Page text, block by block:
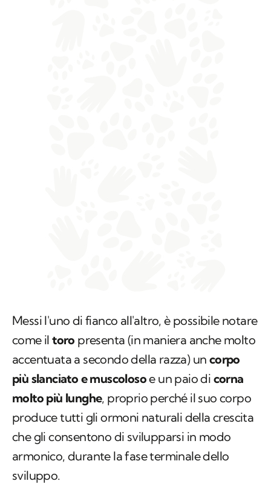
Messi l'uno di fianco all'altro, è possibile notare
come iltoro presenta (in maniera anche molto
accentuata a secondo della razza) un corpo
più slanciato e muscolosoe un paio di corna
molto più lunghe, proprio perché il suo corpo
produce tutti gli ormoni naturali della crescita
che gli consentono di svilupparsi in modo
armonico, durante la fase terminale dello
sviluppo.